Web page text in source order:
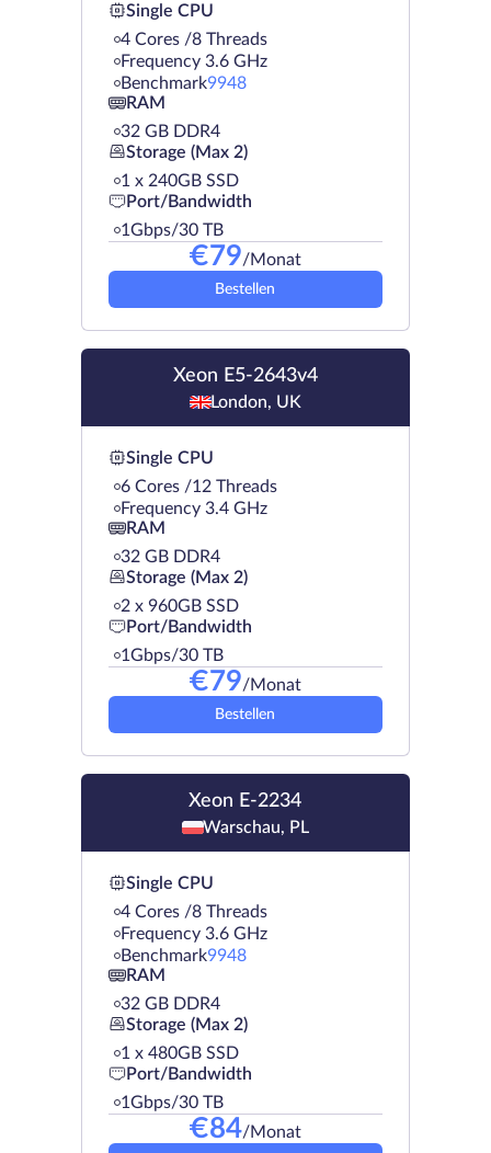
Single CPU
4 Cores /8 Threads
Frequency 3.6 GHz
Benchmark9948
RAM
32 GB DDR4
Storage (Max 2)
1 х 240GB SSD
Port/Bandwidth
1Gbps/30 TB
€79/Monat
Bestellen
Xeon E5-2643v4
London, UK
Single CPU
6 Cores /12 Threads
Frequency 3.4 GHz
RAM
32 GB DDR4
Storage (Max 2)
2 х 960GB SSD
Port/Bandwidth
1Gbps/30 TB
€79/Monat
Bestellen
Xeon E-2234
Warschau, PL
Single CPU
4 Cores /8 Threads
Frequency 3.6 GHz
Benchmark9948
RAM
32 GB DDR4
Storage (Max 2)
1 х 480GB SSD
Port/Bandwidth
1Gbps/30 TB
€84/Monat